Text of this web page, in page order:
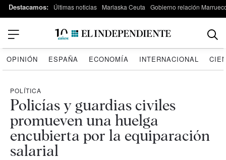
Destacamos: Últimas noticias Marlaska Ceuta Gobierno relación
OPINIÓN ESPAÑA ECONOMÍA INTERNACIONAL
POLÍTICA
Policías y guardias civiles
promueven una huelga
encubierta por la equiparación
salarial